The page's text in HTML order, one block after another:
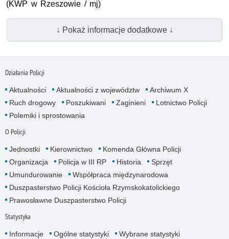
(KWP w Rzeszowie / mj)
↓ Pokaż informacje dodatkowe ↓
Działania Policji
Aktualności Aktualności z województw
Archiwum X
Ruch drogowy
Poszukiwani Zaginieni
Lotnictwo Policji
Polemiki i sprostowania
O Policji
Jednostki Kierownictwo
Komenda Główna Policji
Organizacja
Policja w III RP Historia
Sprzęt
Umundurowanie
Współpraca międzynarodowa
Duszpasterstwo Policji Kościoła Rzymskokatolickiego
Prawosławne Duszpasterstwo Policji
Statystyka
Informacje Ogólne statystyki
Wybrane statystyki